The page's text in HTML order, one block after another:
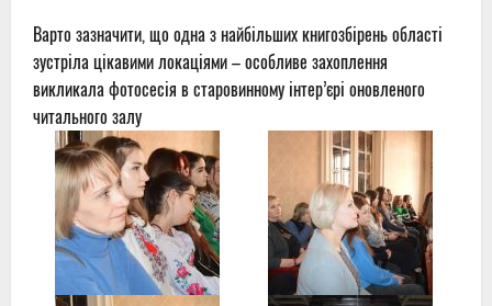
Варто зазначити, що одна з найбільших книгозбірень області
зустріла цікавими локаціями – особливе захоплення
викликала фотосесія в старовинному інтер’єрі оновленого
читального залу